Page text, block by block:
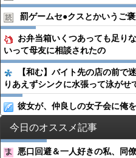
罰ゲームセ●︎クスとかいうご
お弁当箱いくつあっても足り
いって母友に相談されたの
【和む】バイト先の店の前で
りあえずシンクに水張って泳がせ
彼女が、仲良しの女子会に俺
今日のオススメ記事
悪口回避＆一人好きの私、同